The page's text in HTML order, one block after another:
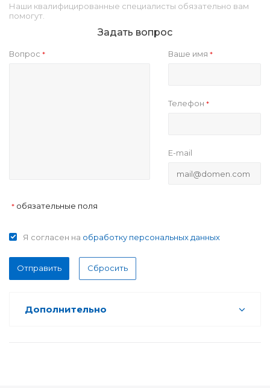
Наши квалифицированные специалисты обязательно вам
помогут.
Задать вопрос
Вопрос * Ваше имя*
Телефон*
E-mail
* обязательные поля
Я согласен на обработку персональных данных
Отправить Сбросить
Дополнительно